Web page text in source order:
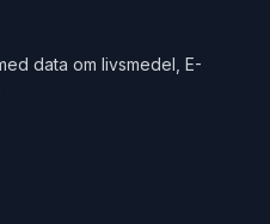
data om livsmedel, E-